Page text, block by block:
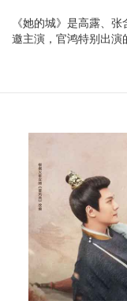
《她的城》是高露、
邀主演，官鸿特别出演